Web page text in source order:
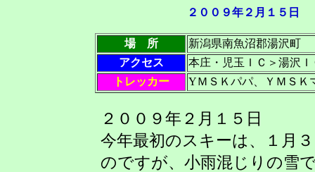
２００９年２月１５
場 所
新潟県南魚沼郡湯沢町
アクセス
本庄・児玉ＩＣ＞湯沢
トレッカー
YＭＳＫパパ、ＹＭＳＫ
２００９年２月１５日
今年最初のスキーは、１月
のですが、小雨混じりの雪